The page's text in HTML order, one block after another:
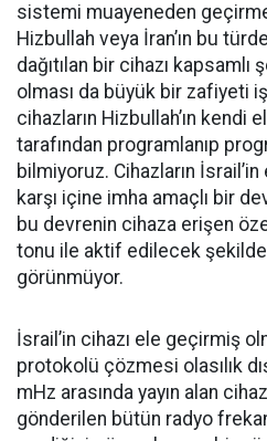
sistemi muayeneden
Hizbullah veya İran’ın bu
dağıtılan bir cihazı
olması da büyük bir zafiyeti
cihazların Hizbullah’ın kendi
tarafından programlanıp
bilmiyoruz. Cihazların
karşı içine imha amaçlı bir
bu devrenin cihaza erişen
tonu ile aktif edilecek şekilde
görünmüyor.
İsrail’in cihazı ele geçirmiş
protokolü çözmesi olasılık
mHz arasında yayın alan
gönderilen bütün radyo